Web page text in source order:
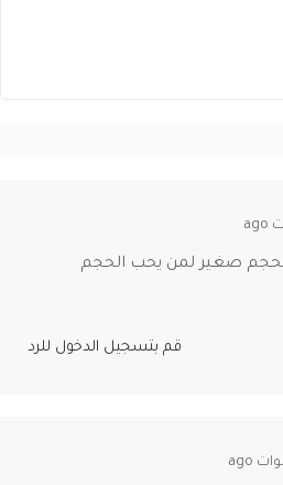
صغير لمن يحب الحجم
قم بتسجيل الدخول للرد